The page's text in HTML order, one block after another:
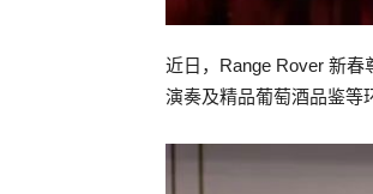
近日，Range Rover 新
演奏及精品葡萄酒品鉴等